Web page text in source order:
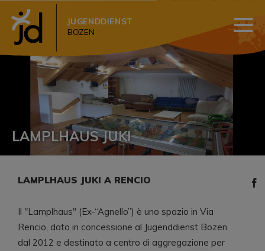
JUGENDDIENST
BOZEN
LAMPLHAUS JUKI
LAMPLHAUS JUKI A RENCIO
Il "Lamplhaus" (Ex-“Agnello”) è uno spazio in Via
Rencio, dato in concessione al Jugenddienst Bozen
dal 2012 e destinato a centro di aggregazione per